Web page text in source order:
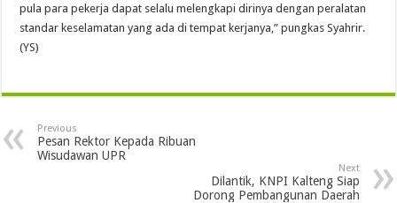
pula para pekerja dapat selalu melengkapi dirinya dengan peralatan
standar keselamatan yang ada di tempat kerjanya,” pungkas Syahrir.
(YS)
Previous
Pesan Rektor Kepada Ribuan
Wisudawan UPR
Next
Dilantik, KNPI Kalteng Siap
Dorong Pembangunan Daerah